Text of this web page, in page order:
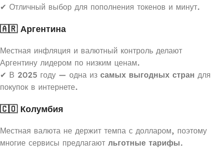
✔ Отличный выбор для пополнения токенов и минут.
🇦🇷 Аргентина
Местная инфляция и валютный контроль делают
Аргентину лидером по низким ценам.
✔ В 2025 году — одна из самых выгодных стран для
покупок в интернете.
🇨🇴 Колумбия
Местная валюта не держит темпа с долларом, поэтому
многие сервисы предлагают льготные тарифы.